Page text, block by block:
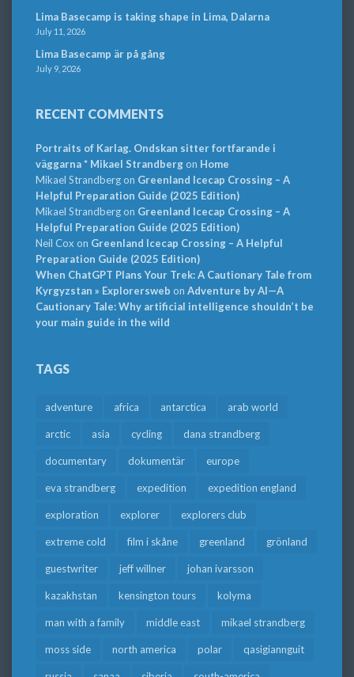
Lima Basecamp is taking shape in Lima, Dalarna
July 11, 2026
Lima Basecamp är på gång
July 9, 2026
RECENT COMMENTS
Portraits of Karlag. Ondskan sitter fortfarande i
väggarna * Mikael Strandbergon Home
Mikael Strandbergon Greenland Icecap Crossing – A
Helpful Preparation Guide (2025 Edition)
Mikael Strandbergon Greenland Icecap Crossing – A
Helpful Preparation Guide (2025 Edition)
Neil Cox on Greenland Icecap Crossing – A Helpful
Preparation Guide (2025 Edition)
When ChatGPT Plans Your Trek: A Cautionary Tale from
Kyrgyzstan » Explorersweb on Adventure by AI—A
Cautionary Tale: Why artificial intelligence shouldn’t be
your main guide in the wild
TAGS
adventure africa antarctica arab world
arctic asia cycling dana strandberg
documentary dokumentär europe
eva strandberg expedition expedition england
exploration explorer explorers club
extreme cold film i skåne greenland grönland
guestwriter jeff willner johan ivarsson
kazakhstan kensington tours kolyma
man with a family middle east mikael strandberg
moss side north america polar qasigiannguit